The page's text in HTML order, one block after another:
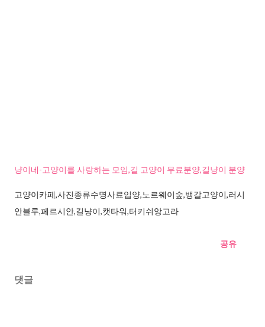
냥이네-고양이를 사랑하는 모임,길 고양이 무료분양,길냥이 분양
고양이카페,사진종류수명사료입양,노르웨이숲,뱅갈고양이,러시
안블루,페르시안,길냥이,캣타워,터키쉬앙고라
공유
댓글